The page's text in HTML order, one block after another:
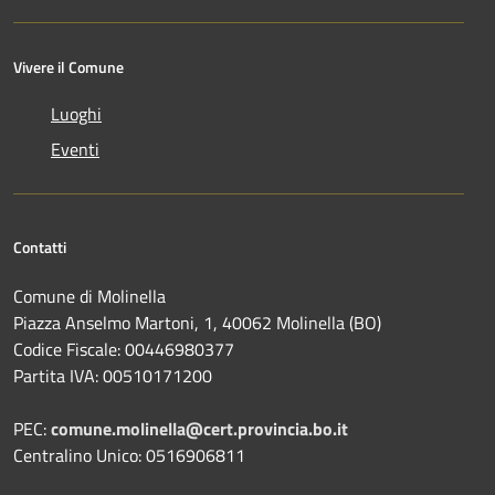
Vivere il Comune
Luoghi
Eventi
Contatti
Comune di Molinella
Piazza Anselmo Martoni, 1, 40062 Molinella (BO)
Codice Fiscale: 00446980377
Partita IVA: 00510171200
PEC:comune.molinella@cert.provincia.bo.it
Centralino Unico: 0516906811